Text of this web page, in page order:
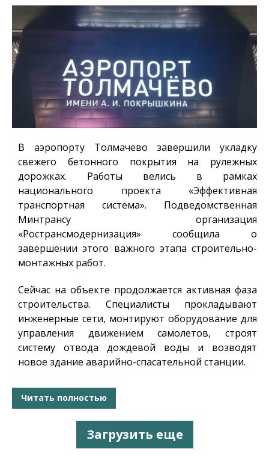
В аэропорту Толмачево завершили укладку
свежего бетонного покрытия на рулежных
дорожках. Работы велись в рамках
национального проекта «Эффективная
транспортная система». Подведомственная
Минтрансу организация
«Ространсмодернизация» сообщила о
завершении этого важного этапа строительно-
монтажных работ.
Сейчас на объекте продолжается активная фаза
строительства. Специалисты прокладывают
инженерные сети, монтируют оборудование для
управления движением самолетов, строят
систему отвода дождевой воды и возводят
новое здание аварийно-спасательной станции.
Читать полностью
Загрузить еще